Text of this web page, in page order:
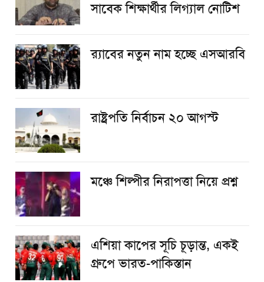
সাবেক শিক্ষার্থীর লিগ্যাল নোটিশ
র‌্যাবের নতুন নাম হচ্ছে এসআরবি
রাষ্ট্রপতি নির্বাচন ২০ আগস্ট
​মঞ্চে শিল্পীর নিরাপত্তা নিয়ে প্রশ্ন
এশিয়া কাপের সূচি চূড়ান্ত, একই
গ্রুপে ভারত-পাকিস্তান